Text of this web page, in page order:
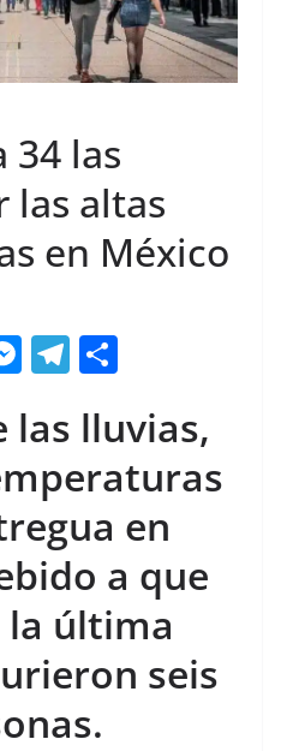
34 las
las altas
en México
M
ss
e
n
g
er
T
e
gr
a
m
m
p
ar
tir
las lluvias,
en
a que
última
seis